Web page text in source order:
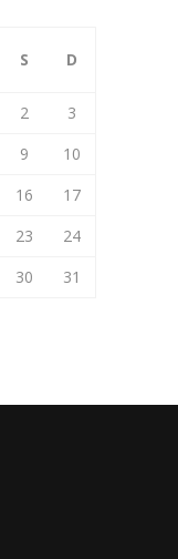
S D
2
3
9
10
16
17
23
24
30 31